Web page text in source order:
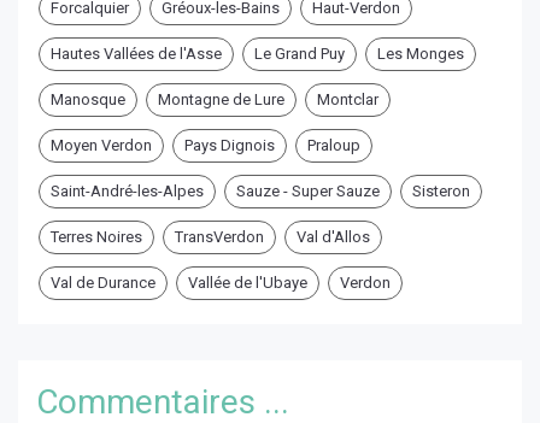
Forcalquier Gréoux-les-Bains Haut-Verdon
Hautes Vallées de l'Asse Le Grand Puy Les Monges
Manosque Montagne de Lure Montclar
Moyen Verdon Pays Dignois Praloup
Saint-André-les-Alpes Sauze - Super Sauze Sisteron
Terres Noires TransVerdon Val d'Allos
Val de Durance Vallée de l'Ubaye Verdon
Commentaires ...